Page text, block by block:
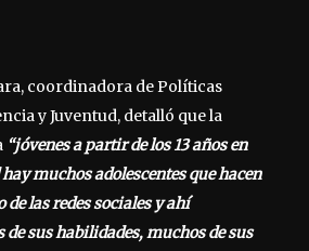
coordinadora de Políticas
y Juventud, detalló que la
“jóvenes a partir de los 13 años en
muchos adolescentes que hacen
las redes sociales y ahí
de sus habilidades, muchos de sus